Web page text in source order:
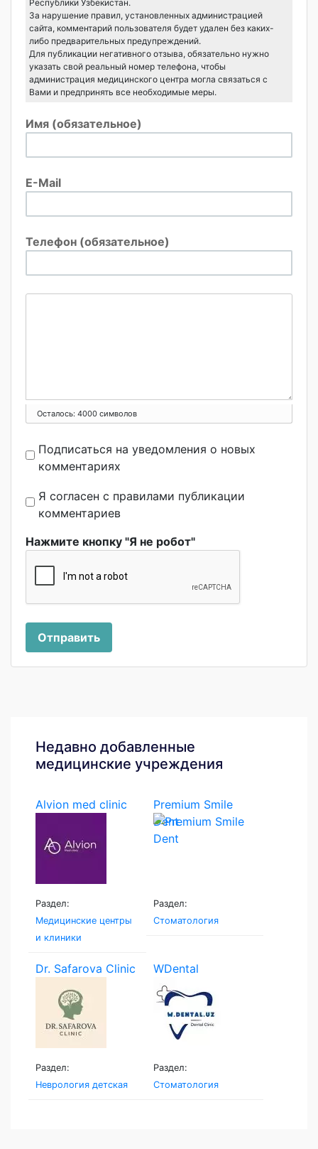
Республики Узбекистан.
За нарушение правил, установленных администрацией
сайта, комментарий пользователя будет удален без каких-
либо предварительных предупреждений.
Для публикации негативного отзыва, обязательно нужно
указать свой реальный номер телефона, чтобы
администрация медицинского центра могла связаться с
Вами и предпринять все необходимые меры.
Имя (обязательное)
E-Mail
Телефон (обязательное)
Осталось: 4000 символов
Подписаться на уведомления о новых
комментариях
Я согласен с правилами публикации
комментариев
Нажмите кнопку "Я не робот"
Отправить
Недавно добавленные
медицинские учреждения
Alvion med clinic
Раздел:
Медицинские центры
и клиники
Premium Smile
Dent
Раздел:
Стоматология
Dr. Safarova Clinic
Раздел:
Неврология детская
WDental
Раздел:
Стоматология